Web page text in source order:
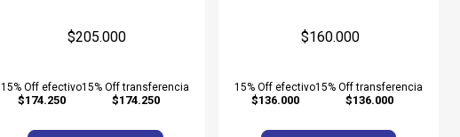
$205.000
15% Off efectivo
$174.250
15% Off transferencia
$174.250
$160.000
15% Off efectivo
$136.000
15% Off transferencia
$136.000